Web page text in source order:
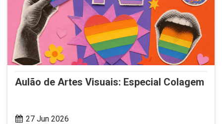
Aulão de Artes Visuais: Especial Colagem
27 Jun 2026